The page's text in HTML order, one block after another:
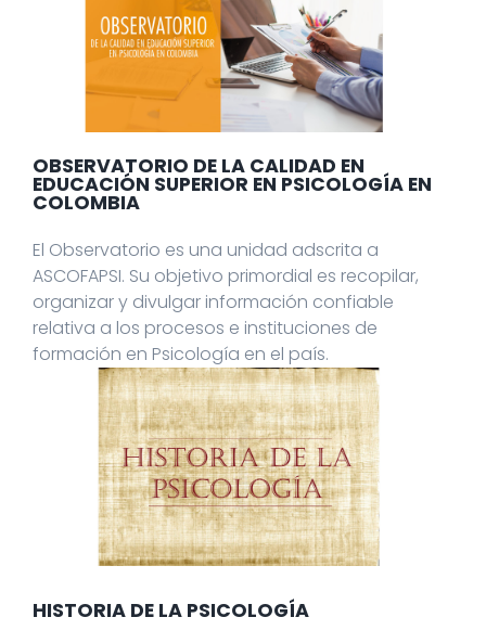
OBSERVATORIO DE LA CALIDAD EN
EDUCACIÓN SUPERIOR EN PSICOLOGÍA EN
COLOMBIA
El Observatorio es una unidad adscrita a
ASCOFAPSI. Su objetivo primordial es recopilar,
organizar y divulgar información confiable
relativa a los procesos e instituciones de
formación en Psicología en el país.
HISTORIA DE LA PSICOLOGÍA